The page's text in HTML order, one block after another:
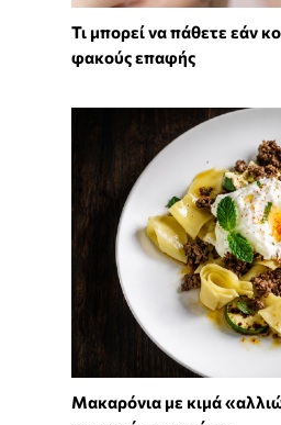
Τι μπορεί να πάθετε εάν
φακούς επαφής
Μακαρόνια με κιμά